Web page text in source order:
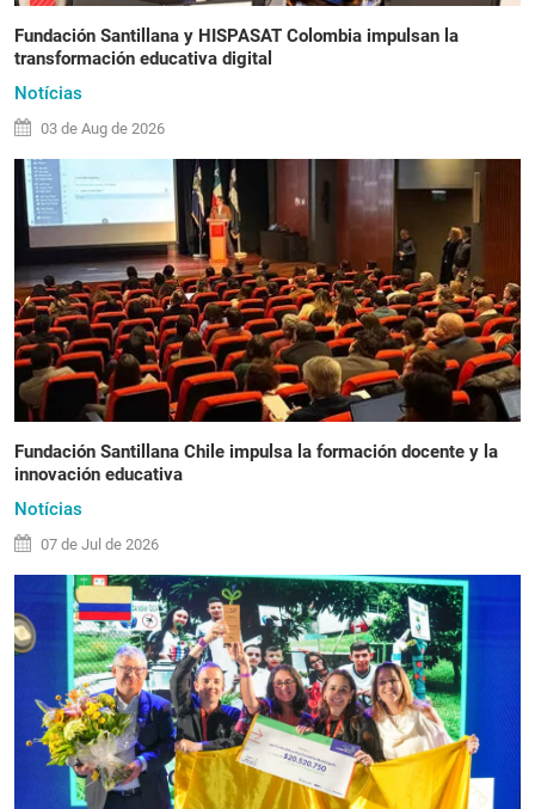
Fundación Santillana y HISPASAT Colombia impulsan la
transformación educativa digital
Notícias
03 de Aug de 2026
Fundación Santillana Chile impulsa la formación docente y la
innovación educativa
Notícias
07 de Jul de 2026